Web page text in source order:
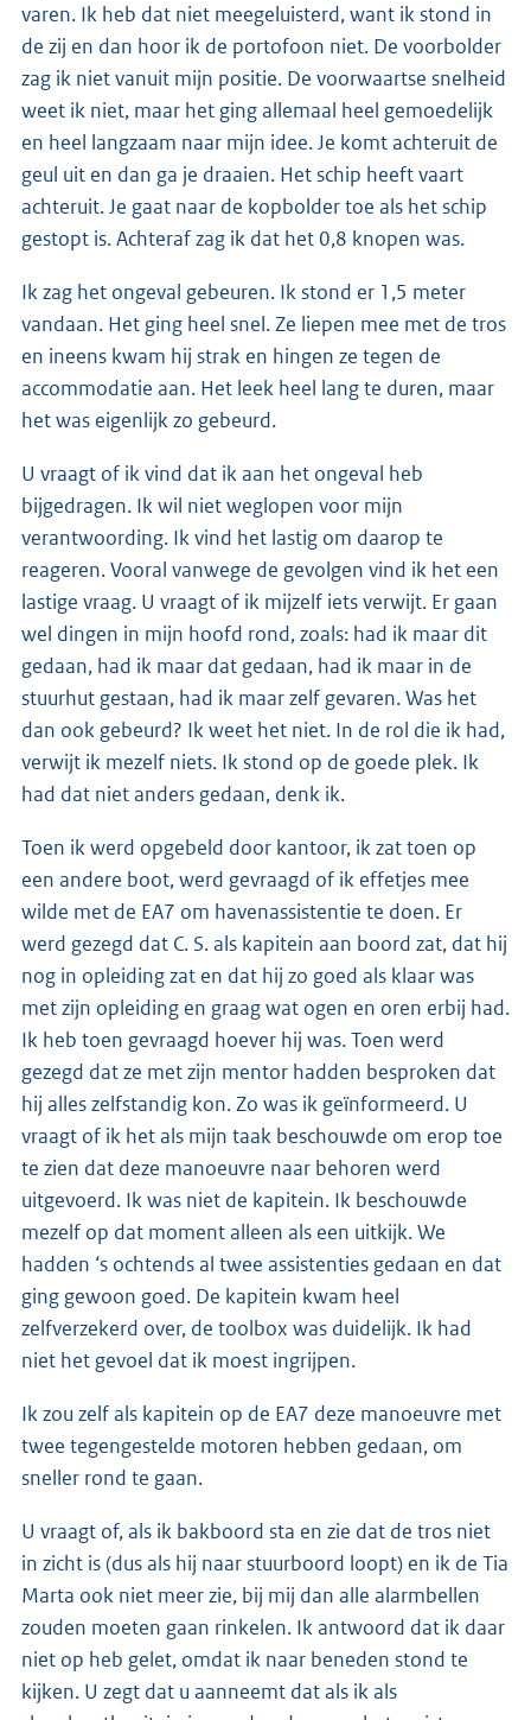
varen. Ik heb dat niet meegeluisterd, want ik stond in
de zij en dan hoor ik de portofoon niet. De voorbolder
zag ik niet vanuit mijn positie. De voorwaartse snelheid
weet ik niet, maar het ging allemaal heel gemoedelijk
en heel langzaam naar mijn idee. Je komt achteruit de
geul uit en dan ga je draaien. Het schip heeft vaart
achteruit. Je gaat naar de kopbolder toe als het schip
gestopt is. Achteraf zag ik dat het 0,8 knopen was.
Ik zag het ongeval gebeuren. Ik stond er 1,5 meter
vandaan. Het ging heel snel. Ze liepen mee met de tros
en ineens kwam hij strak en hingen ze tegen de
accommodatie aan. Het leek heel lang te duren, maar
het was eigenlijk zo gebeurd.
U vraagt of ik vind dat ik aan het ongeval heb
bijgedragen. Ik wil niet weglopen voor mijn
verantwoording. Ik vind het lastig om daarop te
reageren. Vooral vanwege de gevolgen vind ik het een
lastige vraag. U vraagt of ik mijzelf iets verwijt. Er gaan
wel dingen in mijn hoofd rond, zoals: had ik maar dit
gedaan, had ik maar dat gedaan, had ik maar in de
stuurhut gestaan, had ik maar zelf gevaren. Was het
dan ook gebeurd? Ik weet het niet. In de rol die ik had,
verwijt ik mezelf niets. Ik stond op de goede plek. Ik
had dat niet anders gedaan, denk ik.
Toen ik werd opgebeld door kantoor, ik zat toen op
een andere boot, werd gevraagd of ik effetjes mee
wilde met de EA7 om havenassistentie te doen. Er
werd gezegd dat C. S. als kapitein aan boord zat, dat hij
nog in opleiding zat en dat hij zo goed als klaar was
met zijn opleiding en graag wat ogen en oren erbij had.
Ik heb toen gevraagd hoever hij was. Toen werd
gezegd dat ze met zijn mentor hadden besproken dat
hij alles zelfstandig kon. Zo was ik geïnformeerd. U
vraagt of ik het als mijn taak beschouwde om erop toe
te zien dat deze manoeuvre naar behoren werd
uitgevoerd. Ik was niet de kapitein. Ik beschouwde
mezelf op dat moment alleen als een uitkijk. We
hadden ‘s ochtends al twee assistenties gedaan en dat
ging gewoon goed. De kapitein kwam heel
zelfverzekerd over, de toolbox was duidelijk. Ik had
niet het gevoel dat ik moest ingrijpen.
Ik zou zelf als kapitein op de EA7 deze manoeuvre met
twee tegengestelde motoren hebben gedaan, om
sneller rond te gaan.
U vraagt of, als ik bakboord sta en zie dat de tros niet
in zicht is (dus als hij naar stuurboord loopt) en ik de Tia
Marta ook niet meer zie, bij mij dan alle alarmbellen
zouden moeten gaan rinkelen. Ik antwoord dat ik daar
niet op heb gelet, omdat ik naar beneden stond te
kijken. U zegt dat u aanneemt dat als ik als